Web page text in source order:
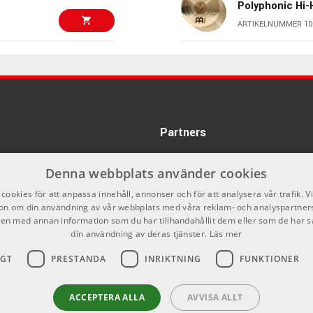
kvalitetskontroll samt efterbehandling är nyckeln till
5095 kr/st
4975 kr
5215 kr/st
Polyphonic Hi-
ARTIKELNUMMER
Zildjian 18" K
ARTIKELNUMMER
Vault Ride
Partners
Denna webbplats använder cookies
för att anpassa innehåll, annonser och för att analysera vår trafik.
om din användning av vår webbplats med våra reklam- och
med annan information som du har tillhandahållit dem eller som de har
din användning av deras tjänster. Läs mer
PRESTANDA INRIKTNING FUNKTIONER
ACCEPTERA ALLA AVVISA ALLT